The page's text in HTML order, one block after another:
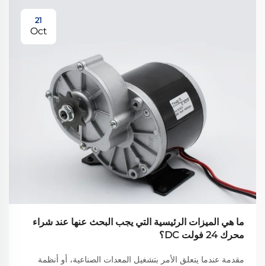
21
Oct
ما هي الميزات الرئيسية التي يجب البحث عنها عند شراء
محرك 24 فولت DC؟
مقدمة عندما يتعلق الأمر بتشغيل المعدات الصناعية، أو أنظمة